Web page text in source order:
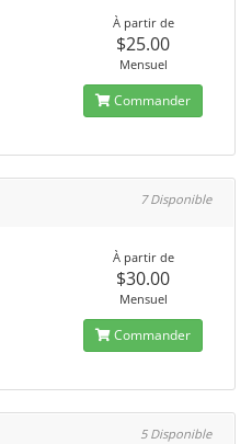
À partir de
$25.00
Mensuel
Commander
7 Disponible
À partir de
$30.00
Mensuel
Commander
5 Disponible